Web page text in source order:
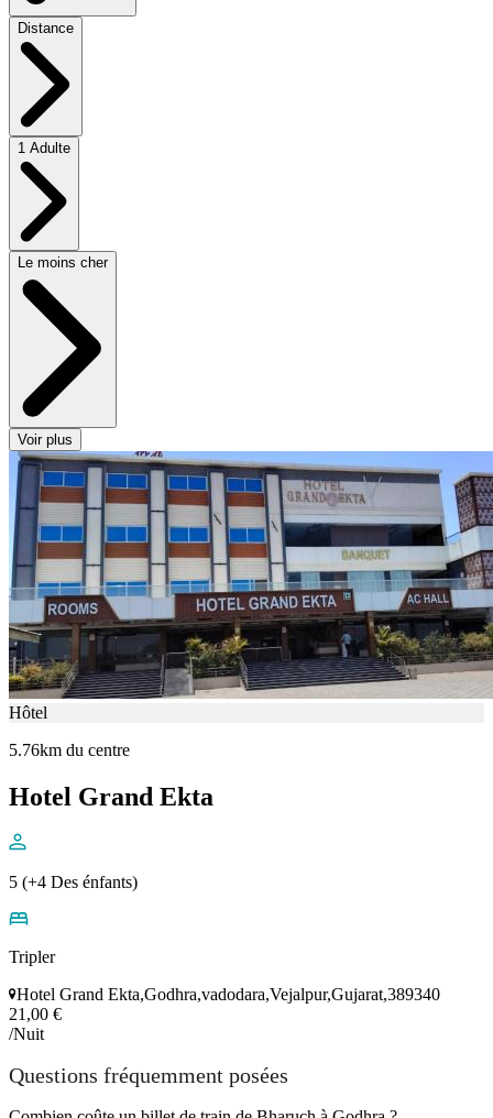
Distance
1 Adulte
Le moins cher
Voir plus
Hôtel
5.76km du centre
Hotel Grand Ekta
5 (+4 Des énfants)
Tripler
Hotel Grand Ekta,Godhra,vadodara,Vejalpur,Gujarat,389340
21,00 €
/Nuit
Questions fréquemment posées